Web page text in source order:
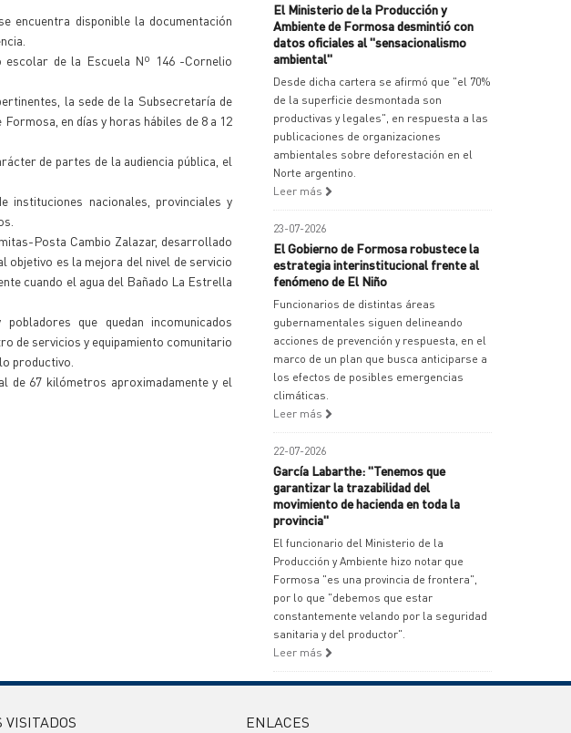
encuentra disponible la documentación
escolar de la Escuela Nº 146 -Cornelio
la sede de la Subsecretaría de
en días y horas hábiles de 8 a 12
de partes de la audiencia pública, el
instituciones nacionales, provinciales y
Posta Cambio Zalazar, desarrollado
objetivo es la mejora del nivel de servicio
cuando el agua del Bañado La Estrella
que quedan incomunicados
de servicios y equipamiento comunitario
productivo.
de 67 kilómetros aproximadamente y el
El Ministerio de la Producción y
Ambiente de Formosa desmintió con
datos oficiales al "sensacionalismo
ambiental"
Desde dicha cartera se afirmó que "el 70%
de la superficie desmontada son
productivas y legales", en respuesta a las
publicaciones de organizaciones
ambientales sobre deforestación en el
Norte argentino.
Leer más
23-07-2026
El Gobierno de Formosa robustece la
estrategia interinstitucional frente al
fenómeno de El Niño
Funcionarios de distintas áreas
gubernamentales siguen delineando
acciones de prevención y respuesta, en el
marco de un plan que busca anticiparse a
los efectos de posibles emergencias
climáticas.
Leer más
22-07-2026
García Labarthe: "Tenemos que
garantizar la trazabilidad del
movimiento de hacienda en toda la
provincia"
El funcionario del Ministerio de la
Producción y Ambiente hizo notar que
Formosa "es una provincia de frontera",
por lo que "debemos que estar
constantemente velando por la seguridad
sanitaria y del productor".
Leer más
VISITADOS ENLACES